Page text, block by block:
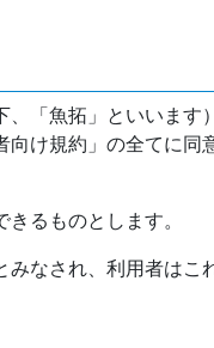
、「魚拓」といいます
け規約」の全てに同
るものとします。
なされ、利用者はこ